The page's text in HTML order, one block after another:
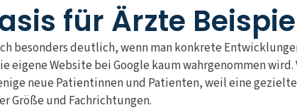
für Ärzte
besonders deutlich, wenn man konkrete
Website bei Google kaum wahrgenommen
neue Patientinnen und Patienten, weil eine
Größe und Fachrichtungen.